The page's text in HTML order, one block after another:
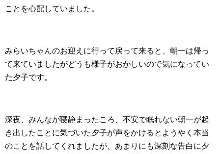
ことを心配していました。
みらいちゃんのお迎えに行って戻って来ると、朝一は帰っ
て来ていましたがどうも様子がおかしいので気になってい
た夕子です。
深夜、みんなが寝静まったころ、不安で眠れない朝一が起
き出したことに気づいた夕子が声をかけるとようやく本当
のことを話してくれましたが、あまりにも深刻な告白に夕